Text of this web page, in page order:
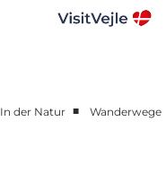
In der Natur ■ Wanderwege